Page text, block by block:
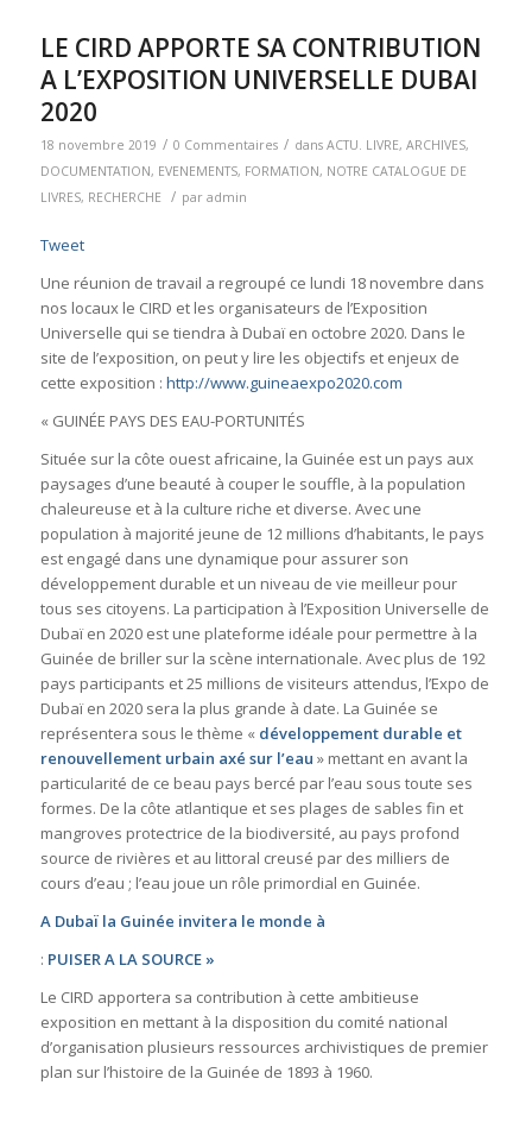
LE CIRD APPORTE SA CONTRIBUTION
A L’EXPOSITION UNIVERSELLE DUBAI
2020
18 novembre 2019 / 0 Commentaires / dans ACTU. LIVRE, ARCHIVES,
DOCUMENTATION, EVENEMENTS, FORMATION, NOTRE CATALOGUE DE
LIVRES, RECHERCHE / par admin
Tweet
Une réunion de travail a regroupé ce lundi 18 novembre dans
nos locaux le CIRD et les organisateurs de l’Exposition
Universelle qui se tiendra à Dubaï en octobre 2020. Dans le
site de l’exposition, on peut y lire les objectifs et enjeux de
cette exposition : http://www.guineaexpo2020.com
« GUINÉE PAYS DES EAU-PORTUNITÉS
Située sur la côte ouest africaine, la Guinée est un pays aux
paysages d’une beauté à couper le souffle, à la population
chaleureuse et à la culture riche et diverse. Avec une
population à majorité jeune de 12 millions d’habitants, le pays
est engagé dans une dynamique pour assurer son
développement durable et un niveau de vie meilleur pour
tous ses citoyens. La participation à l’Exposition Universelle de
Dubaï en 2020 est une plateforme idéale pour permettre à la
Guinée de briller sur la scène internationale. Avec plus de 192
pays participants et 25 millions de visiteurs attendus, l’Expo de
Dubaï en 2020 sera la plus grande à date. La Guinée se
représentera sous le thème «développement durable et
renouvellement urbain axé sur l’eau » mettant en avant la
particularité de ce beau pays bercé par l’eau sous toute ses
formes. De la côte atlantique et ses plages de sables fin et
mangroves protectrice de la biodiversité, au pays profond
source de rivières et au littoral creusé par des milliers de
cours d’eau ; l’eau joue un rôle primordial en Guinée.
A Dubaï la Guinée invitera le monde à
: PUISER A LA SOURCE »
Le CIRD apportera sa contribution à cette ambitieuse
exposition en mettant à la disposition du comité national
d’organisation plusieurs ressources archivistiques de premier
plan sur l’histoire de la Guinée de 1893 à 1960.